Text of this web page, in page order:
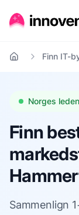
Hjem Finn IT-
Norges
Finn
Sammenlign